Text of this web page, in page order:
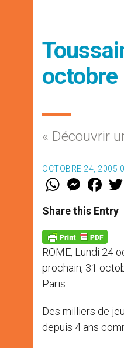
octobre
« Découvrir
OCTOBRE 24, 2005
W
t
s
p
p
M
e
s
e
g
e
r
F
a
e
b
k
Share this Entry
ROME, Lundi 24
prochain, 31
Paris.
Des milliers de
depuis 4 ans